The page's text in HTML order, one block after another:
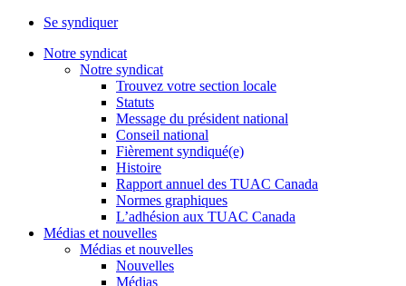
Se syndiquer
Notre syndicat
Notre syndicat
Trouvez votre section locale
Statuts
Message du président national
Conseil national
Fièrement syndiqué(e)
Histoire
Rapport annuel des TUAC Canada
Normes graphiques
L’adhésion aux TUAC Canada
Médias et nouvelles
Médias et nouvelles
Nouvelles
Médias